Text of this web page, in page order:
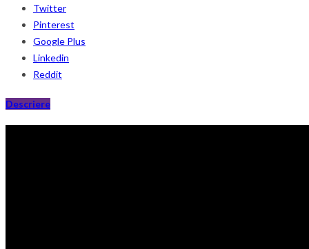
Twitter
Pinterest
Google Plus
Linkedin
Reddit
Descriere